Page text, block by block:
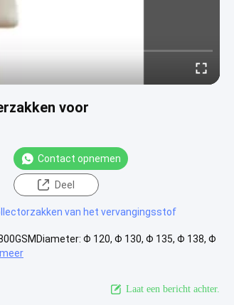
voor
Contact opnemen
Deel
van het vervangingsstof
Φ 120, Φ 130, Φ 135, Φ 138, Φ
Laat een bericht achter.